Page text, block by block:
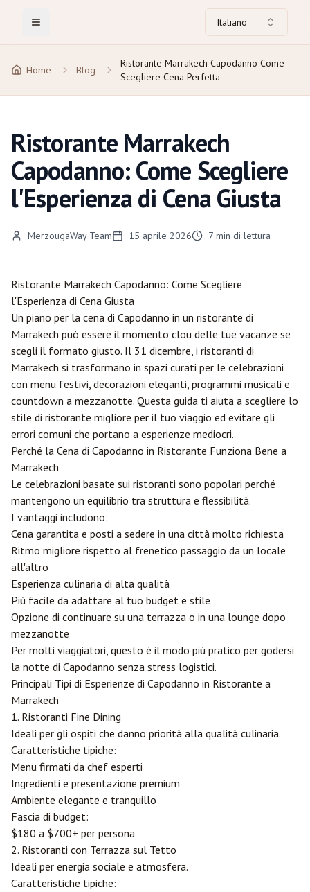
Toggle Menu Italiano
Home Blog
Ristorante Marrakech Capodanno Come
Scegliere Cena Perfetta
Ristorante Marrakech
Capodanno: Come Scegliere
l'Esperienza di Cena Giusta
MerzougaWay Team 15 aprile 2026 7 min di lettura
Ristorante Marrakech Capodanno: Come Scegliere
l'Esperienza di Cena Giusta
Un piano per la cena di Capodanno in un ristorante di
Marrakech può essere il momento clou delle tue vacanze se
scegli il formato giusto. Il 31 dicembre, i ristoranti di
Marrakech si trasformano in spazi curati per le celebrazioni
con menu festivi, decorazioni eleganti, programmi musicali e
countdown a mezzanotte. Questa guida ti aiuta a scegliere lo
stile di ristorante migliore per il tuo viaggio ed evitare gli
errori comuni che portano a esperienze mediocri.
Perché la Cena di Capodanno in Ristorante Funziona Bene a
Marrakech
Le celebrazioni basate sui ristoranti sono popolari perché
mantengono un equilibrio tra struttura e flessibilità.
I vantaggi includono:
Cena garantita e posti a sedere in una città molto richiesta
Ritmo migliore rispetto al frenetico passaggio da un locale
all'altro
Esperienza culinaria di alta qualità
Più facile da adattare al tuo budget e stile
Opzione di continuare su una terrazza o in una lounge dopo
mezzanotte
Per molti viaggiatori, questo è il modo più pratico per godersi
la notte di Capodanno senza stress logistici.
Principali Tipi di Esperienze di Capodanno in Ristorante a
Marrakech
1. Ristoranti Fine Dining
Ideali per gli ospiti che danno priorità alla qualità culinaria.
Caratteristiche tipiche:
Menu firmati da chef esperti
Ingredienti e presentazione premium
Ambiente elegante e tranquillo
Fascia di budget:
$180 a $700+ per persona
2. Ristoranti con Terrazza sul Tetto
Ideali per energia sociale e atmosfera.
Caratteristiche tipiche: